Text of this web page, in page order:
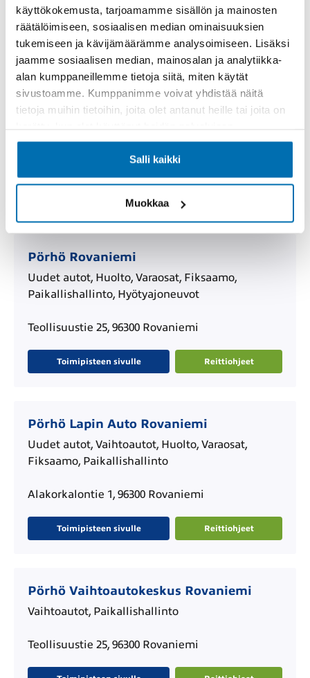
käyttökokemusta, tarjoamamme sisällön ja mainosten
räätälöimiseen, sosiaalisen median ominaisuuksien
tukemiseen ja kävijämäärämme analysoimiseen. Lisäksi
jaamme sosiaalisen median, mainosalan ja analytiikka-
alan kumppaneillemme tietoja siitä, miten käytät
sivustoamme. Kumppanimme voivat yhdistää näitä
tietoja muihin tietoihin, joita olet antanut heille tai joita on
Salli kaikki
Muokkaa
Kauppakuja 8-10, 94450 Keminmaa
Toimipisteen sivulle Reittiohjeet
Pörhö Renkaat Keminmaa
Valiontie 1, 94450 Keminmaa
Pörhö Rovaniemi
Uudet autot, Huolto, Varaosat, Fiksaamo,
Paikallishallinto, Hyötyajoneuvot
Teollisuustie 25, 96300 Rovaniemi
Toimipisteen sivulle Reittiohjeet
Pörhö Lapin Auto Rovaniemi
Uudet autot, Vaihtoautot, Huolto, Varaosat,
Fiksaamo, Paikallishallinto
Alakorkalontie 1, 96300 Rovaniemi
Toimipisteen sivulle Reittiohjeet
Pörhö Vaihtoautokeskus Rovaniemi
Vaihtoautot, Paikallishallinto
Teollisuustie 25, 96300 Rovaniemi